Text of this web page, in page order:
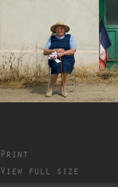
Print
View full size